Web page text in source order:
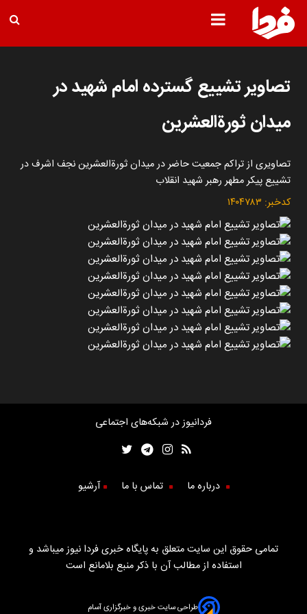
تصاویر تشییع گسترده امام شهید در
میدان ثورةالعشرین
تصاویری از تراکم جمعیت حاضر در میدان ثورةالعشرین نجف اشرف در
تشییع پیکر مطهر رهبر شهید انقلاب
کدخبر: ۱۴۰۴۷۸۳
فردانیوز در شبکه‌های اجتماعی
درباره ما تماس با ما آرشیو
تمامی حقوق این سایت متعلق به پایگاه خبری فردا نیوز میباشد و
استفاده از مطالب آن با ذکر منبع بلامانع است
طراحی سایت خبری و خبرگزاری آسام